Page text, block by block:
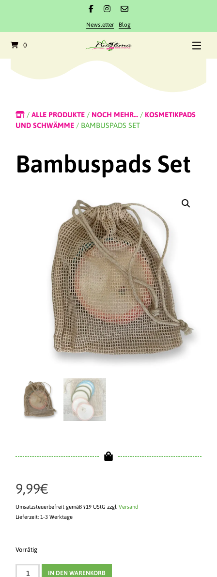
Newsletter Blog
0
/ALLE PRODUKTE / NOCH MEHR... / KOSMETIKPADS
UND SCHWÄMME / BAMBUSPADS SET
Bambuspads Set
9,99€
Umsatzsteuerbefreit gemäß §19 UStG zzgl.Versand
Lieferzeit: 1-3 Werktage
Vorrätig
IN DEN WARENKORB